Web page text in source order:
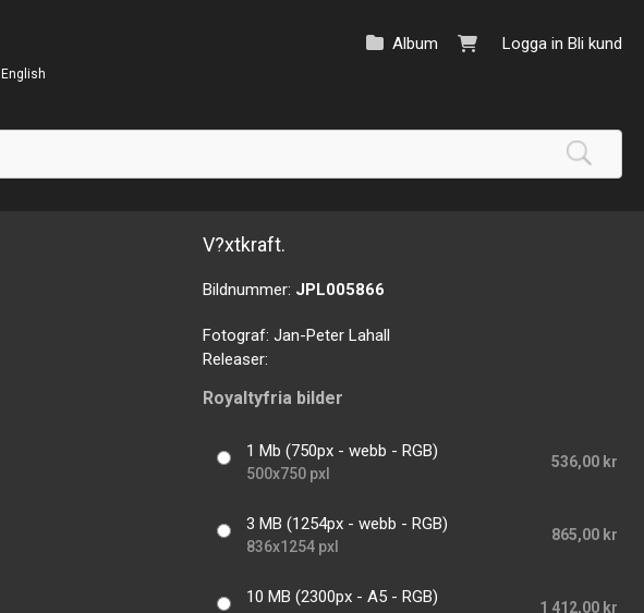
Logga in Bli kund
Album
English
V?xtkraft.
Bildnummer: JPL005866
Fotograf:Jan-Peter Lahall
Releaser:
Royaltyfria bilder
1 Mb (750px - webb - RGB)
500x750 pxl
536,00 kr
3 MB (1254px - webb - RGB)
836x1254 pxl
865,00 kr
10 MB (2300px - A5 - RGB)
1 412,00 kr